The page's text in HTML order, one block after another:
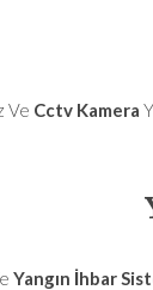
Ve Cctv Kamera
Yangın İhbar